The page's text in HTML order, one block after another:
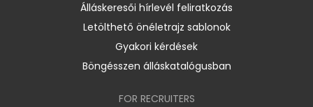
Álláskeresői hírlevél feliratkozás
Letölthető önéletrajz sablonok
Gyakori kérdések
Böngésszen álláskatalógusban
FOR RECRUITERS